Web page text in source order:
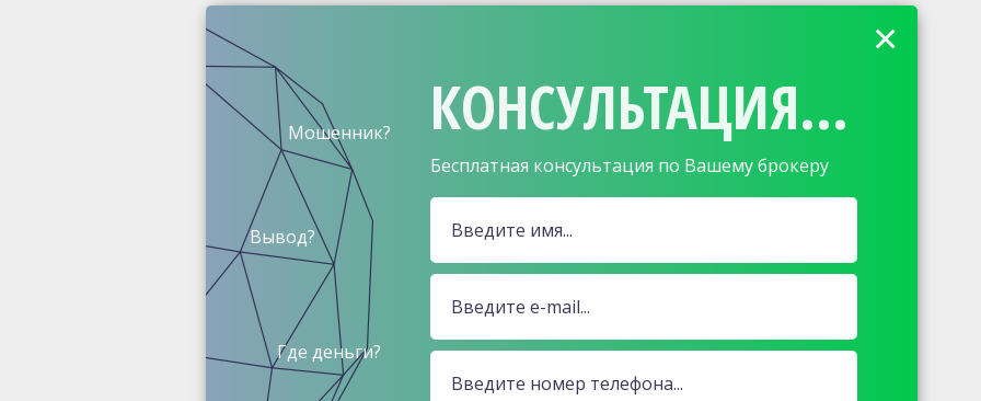
КОНСУЛЬТАЦИЯ...
Бесплатная консультация по Вашему брокеру
Мошенник?
Вывод?
Где деньги?
×